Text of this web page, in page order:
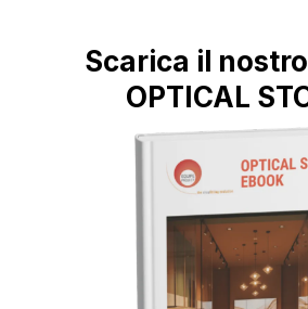
Scarica il
OPTICAL